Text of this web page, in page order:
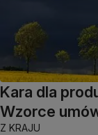
Kara dla
Wzorce
Z KRAJU